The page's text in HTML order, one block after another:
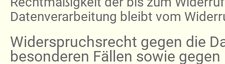
Datenverarbeitung bleibt vom
Widerspruchsrecht gegen die
besonderen Fällen sowie